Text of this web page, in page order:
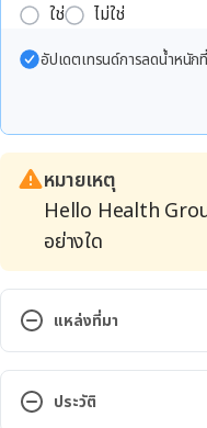
ใช่ ไม่ใช่
อัปเดตเทรนด์การลดน้ำหนั
หมายเหตุ
Hello Health
อย่างใด
แหล่งที่มา
Aging changes in
8, 2021ประวัติ